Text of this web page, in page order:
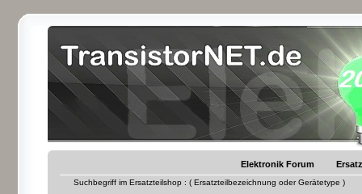
Elektronik Forum
Suchbegriff im Ersatzteilshop : ( Ersatzteilbezeichnung oder Gerätetype )